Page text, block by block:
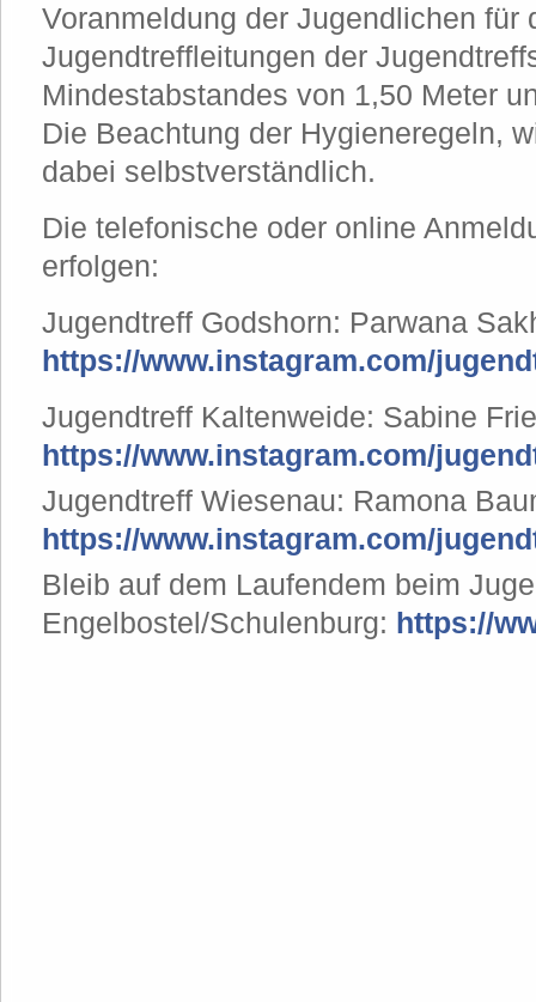
Voranmeldung der Jugendlichen
Jugendtreffleitungen der
Mindestabstandes von 1,50 Meter
Die Beachtung der Hygieneregeln,
dabei selbstverständlich.
Die telefonische oder online
erfolgen:
Jugendtreff Godshorn: Parwana
https://www.instagram.com/
Jugendtreff Kaltenweide: Sabine
https://www.instagram.com/
Jugendtreff Wiesenau: Ramona
https://www.instagram.com/
Bleib auf dem Laufendem beim
Engelbostel/Schulenburg: https://